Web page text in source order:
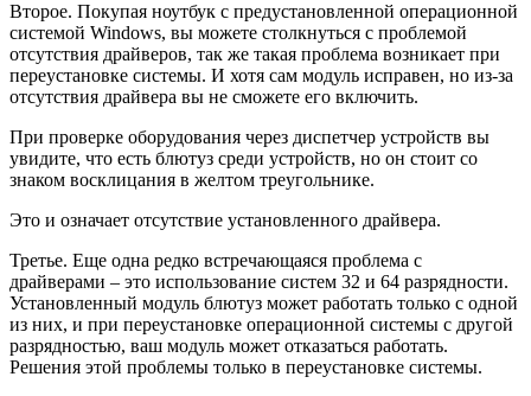
Второе. Покупая ноутбук с предустановленной операционной
системой Windows, вы можете столкнуться с проблемой
отсутствия драйверов, так же такая проблема возникает при
переустановке системы. И хотя сам модуль исправен, но из-за
отсутствия драйвера вы не сможете его включить.
При проверке оборудования через диспетчер устройств вы
увидите, что есть блютуз среди устройств, но он стоит со
знаком восклицания в желтом треугольнике.
Это и означает отсутствие установленного драйвера.
Третье. Еще одна редко встречающаяся проблема с
драйверами – это использование систем 32 и 64 разрядности.
Установленный модуль блютуз может работать только с одной
из них, и при переустановке операционной системы с другой
разрядностью, ваш модуль может отказаться работать.
Решения этой проблемы только в переустановке системы.